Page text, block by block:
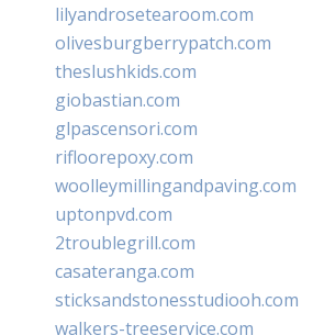
lilyandrosetearoom.com
olivesburgberrypatch.com
theslushkids.com
giobastian.com
glpascensori.com
rifloorepoxy.com
woolleymillingandpaving.com
uptonpvd.com
2troublegrill.com
casateranga.com
sticksandstonesstudiooh.com
walkers-treeservice.com